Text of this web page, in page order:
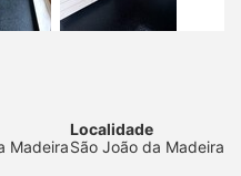
Madeira
Localidade
São João da Madeira